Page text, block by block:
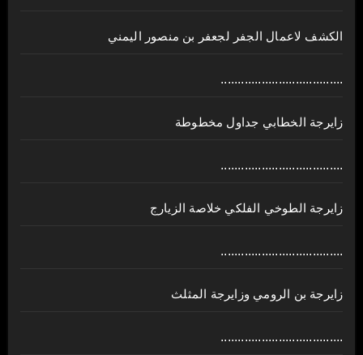
الكشف لاعمال الجفر لجعفر بن منصور اليمني
....................................
زايرجة الخطابي جداول مخطوطة
....................................
زايرجة الطوخي الفلكي خلاصة الزيارج
....................................
زايرجة بن الرومي وزايرجة المثلث
....................................